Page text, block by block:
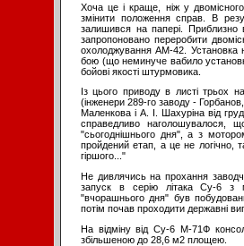
Хоча це і краще, ніж у
змінити положення справ. В
залишився на папері.
запропоновано переробити
охолоджування АМ-42.
бою (що неминуче вабило
бойові якості штурмовика.
Із цього приводу в листі трьох
(інженери 289-го заводу -
Маленкова і А. І. Шахуріна від
справедливо
"сьогоднішнього дня", а з
пройдений етап, а це не логічно,
гіршого..."
Не дивлячись на прохання
запуск в серію літака Су-6
"вчорашнього дня" був
потім почав проходити державні
На відміну від Су-6 М-71Ф
збільшеною до 28,6 м2 площею.